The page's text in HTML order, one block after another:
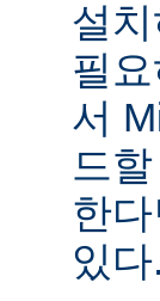
설
필
서
드
한다
있